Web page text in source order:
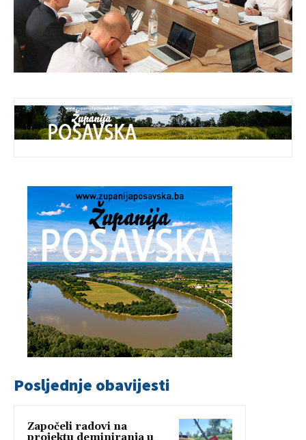
Posljednje obavijesti
Započeli radovi na